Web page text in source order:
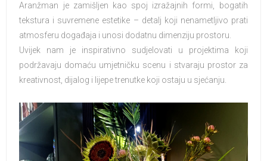
Aranžman je zamišljen kao spoj izražajnih formi, bogatih
tekstura i suvremene estetike – detalj koji nenametljivo prati
atmosferu događaja i unosi dodatnu dimenziju prostoru.
Uvijek nam je inspirativno sudjelovati u projektima koji
podržavaju domaću umjetničku scenu i stvaraju prostor za
kreativnost, dijalog i lijepe trenutke koji ostaju u sjećanju.